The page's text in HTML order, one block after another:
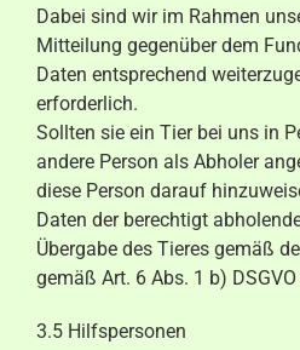
Dabei sind wir im Rahmen
Mitteilung gegenüber dem
Daten entsprechend
erforderlich.
Sollten sie ein Tier bei uns in
andere Person als Abholer
diese Person darauf
Daten der berechtigt
Übergabe des Tieres gemäß
gemäß Art. 6 Abs. 1 b)
3.5 Hilfspersonen